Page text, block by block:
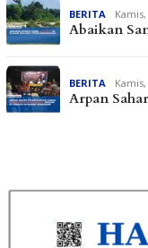
BERITA
Abaikan
BERITA
Arpan